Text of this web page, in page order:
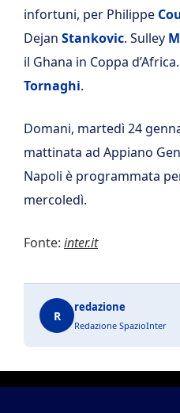
infortuni, per Philippe
Dejan Stankovic. Sulley
il Ghana in Coppa
Tornaghi.
Domani, martedì 24
mattinata ad Appiano
Napoli è programmata
mercoledì.
Fonte: inter.it
R
redazione
Redazione SpazioInter